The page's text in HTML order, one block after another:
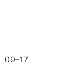
09–17